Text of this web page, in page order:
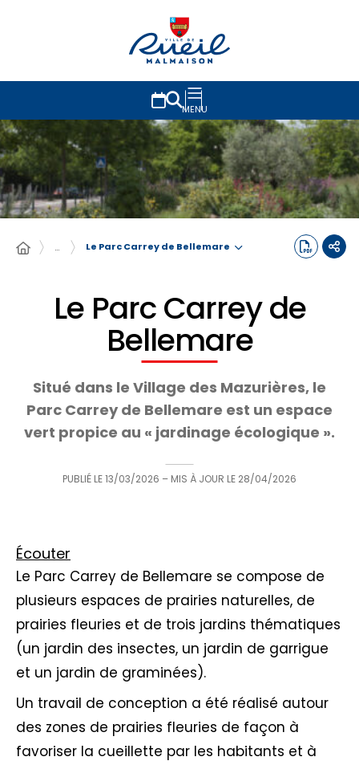
MENU
… Le Parc Carrey de Bellemare
Le Parc Carrey de
Bellemare
Situé dans le Village des Mazurières, le
Parc Carrey de Bellemare est un espace
vert propice au « jardinage écologique ».
PUBLIÉ LE13/03/2026 – MIS À JOUR LE 28/04/2026
Écouter
Le Parc Carrey de Bellemare se compose de
plusieurs espaces de prairies naturelles, de
prairies fleuries et de trois jardins thématiques
(un jardin des insectes, un jardin de garrigue
et un jardin de graminées).
Un travail de conception a été réalisé autour
des zones de prairies fleuries de façon à
favoriser la cueillette par les habitants et à